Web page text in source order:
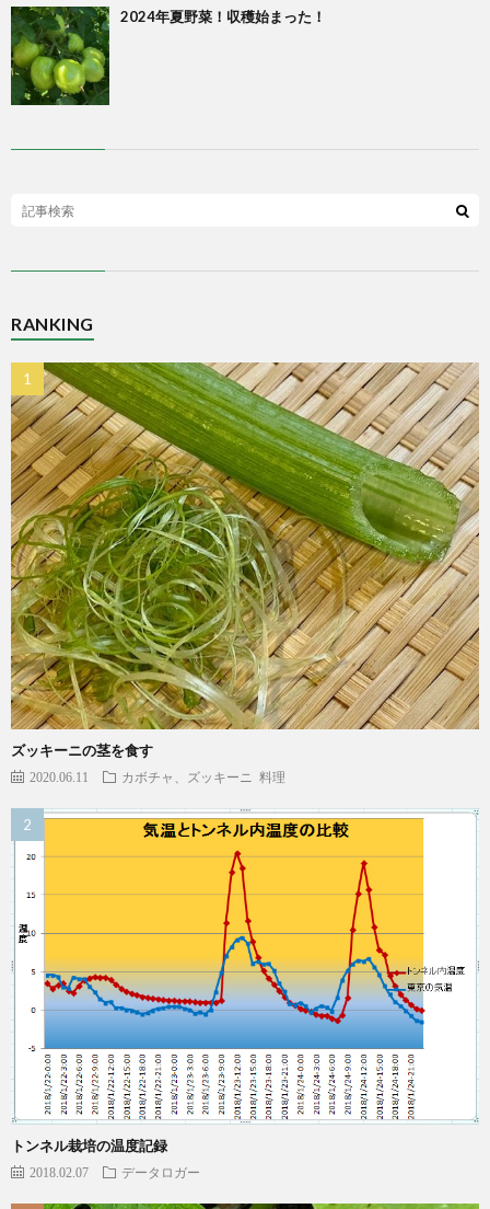
2024年夏野菜！収穫始まった！
RANKING
ズッキーニの茎を食す
2020.06.11 カボチャ、ズッキーニ 料理
トンネル栽培の温度記録
2018.02.07 データロガー